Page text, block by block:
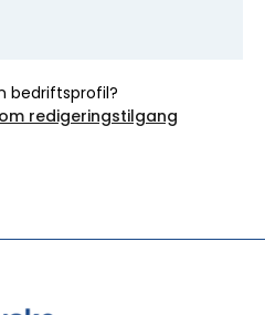
bedriftsprofil?
redigeringstilgang